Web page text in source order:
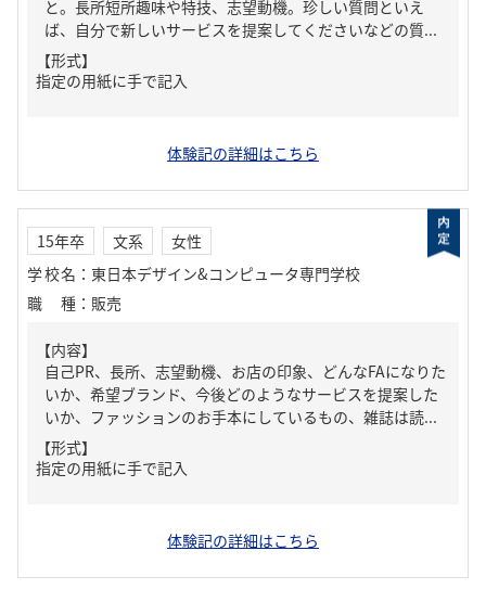
と。長所短所趣味や特技、志望動機。珍しい質問といえ
ば、自分で新しいサービスを提案してくださいなどの質...
【形式】
指定の用紙に手で記入
体験記の詳細はこちら
15年卒 文系
女性
学校名 ： 東日本デザイン&コンピュータ専門学校
職種 ： 販売
【内容】
自己PR、長所、志望動機、お店の印象、どんなFAになりた
いか、希望ブランド、今後どのようなサービスを提案した
いか、ファッションのお手本にしているもの、雑誌は読...
【形式】
指定の用紙に手で記入
体験記の詳細はこちら